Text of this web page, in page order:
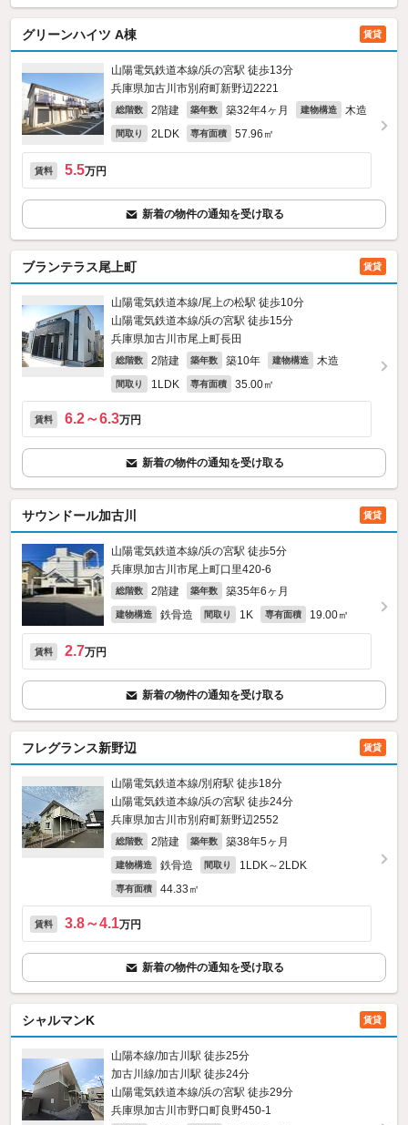
グリーンハイツ A棟 賃貸
山陽電気鉄道本線/浜の宮駅 徒歩13分
兵庫県加古川市別府町新野辺2221
総階数 2階建 築年数 築32年4ヶ月 建物構造 木造
間取り 2LDK 専有面積 57.96㎡
賃料 5.5万円
新着の物件の通知を受け取る
ブランテラス尾上町 賃貸
山陽電気鉄道本線/尾上の松駅 徒歩10分
山陽電気鉄道本線/浜の宮駅 徒歩15分
兵庫県加古川市尾上町長田
総階数 2階建 築年数 築10年 建物構造 木造
間取り 1LDK 専有面積 35.00㎡
賃料 6.2～6.3万円
新着の物件の通知を受け取る
サウンドール加古川 賃貸
山陽電気鉄道本線/浜の宮駅 徒歩5分
兵庫県加古川市尾上町口里420‐6
総階数 2階建 築年数 築35年6ヶ月
建物構造 鉄骨造 間取り 1K 専有面積 19.00㎡
賃料 2.7万円
新着の物件の通知を受け取る
フレグランス新野辺 賃貸
山陽電気鉄道本線/別府駅 徒歩18分
山陽電気鉄道本線/浜の宮駅 徒歩24分
兵庫県加古川市別府町新野辺2552
総階数 2階建 築年数 築38年5ヶ月
建物構造 鉄骨造 間取り 1LDK～2LDK
専有面積 44.33㎡
賃料 3.8～4.1万円
新着の物件の通知を受け取る
シャルマンK 賃貸
山陽本線/加古川駅 徒歩25分
加古川線/加古川駅 徒歩24分
山陽電気鉄道本線/浜の宮駅 徒歩29分
兵庫県加古川市野口町良野450‐1